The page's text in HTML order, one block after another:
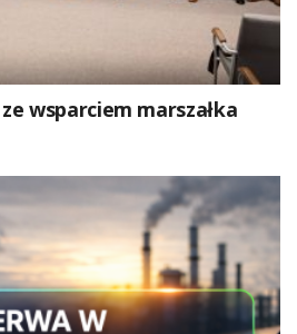
wsparciem marszałka